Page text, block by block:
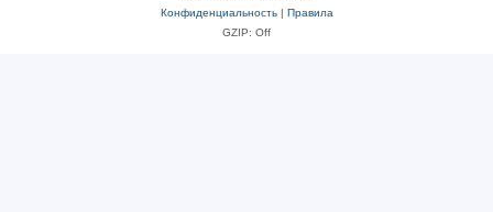
Конфиденциальность| Правила
GZIP: Off